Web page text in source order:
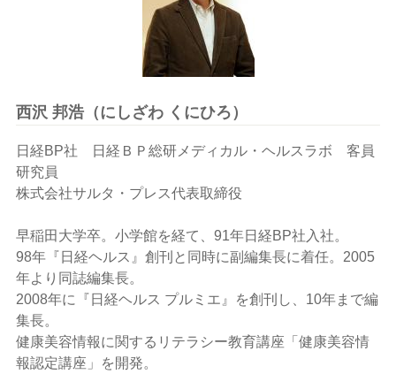
西沢 邦浩（にしざわ くにひろ）
日経BP社 日経ＢＰ総研メディカル・ヘルスラボ 客員
研究員
株式会社サルタ・プレス代表取締役
早稲田大学卒。小学館を経て、91年日経BP社入社。
98年『日経ヘルス』創刊と同時に副編集長に着任。2005
年より同誌編集長。
2008年に『日経ヘルス プルミエ』を創刊し、10年まで編
集長。
健康美容情報に関するリテラシー教育講座「健康美容情
報認定講座」を開発。